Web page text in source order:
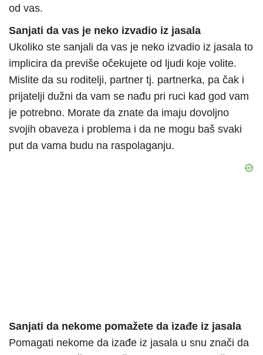
od vas.
Sanjati da vas je neko izvadio iz jasala
Ukoliko ste sanjali da vas je neko izvadio iz jasala to
implicira da previše očekujete od ljudi koje volite.
Mislite da su roditelji, partner tj. partnerka, pa čak i
prijatelji dužni da vam se nađu pri ruci kad god vam
je potrebno. Morate da znate da imaju dovoljno
svojih obaveza i problema i da ne mogu baš svaki
put da vama budu na raspolaganju.
Sanjati da nekome pomažete da izađe iz jasala
Pomagati nekome da izađe iz jasala u snu znači da